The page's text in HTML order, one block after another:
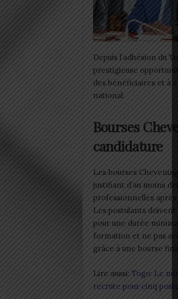
Depuis l’adhésion du
prestigieuse
des bénéficiaires et à
national.
Bourses
candidature
Les bourses
justifiant d’au moins
professionnelles
Les postulants doivent
pour une durée
formation et ne pas
grâce à une bourse
Lire aussi: Togo: Le
recrute pour cinq